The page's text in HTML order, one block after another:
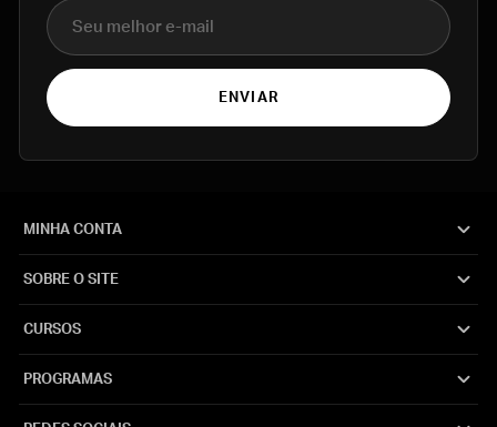
E-mail
ENVIAR
MINHA CONTA
SOBRE O SITE
CURSOS
PROGRAMAS